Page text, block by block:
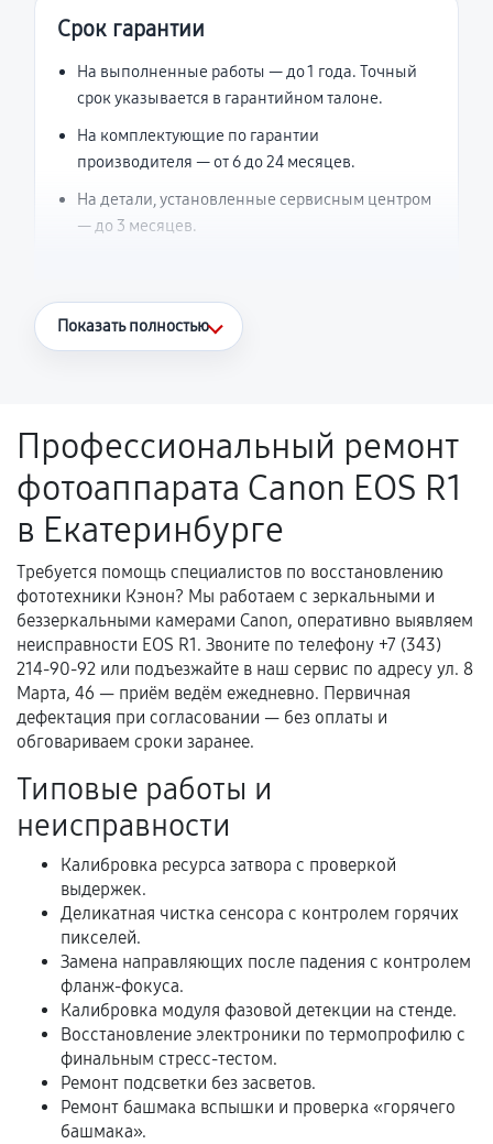
Срок гарантии
На выполненные работы — до 1 года. Точный
срок указывается в гарантийном талоне.
На комплектующие по гарантии
производителя — от 6 до 24 месяцев.
На детали, установленные сервисным центром
— до 3 месяцев.
Что считается гарантийным случаем
Поломка установленной детали при
нормальной эксплуатации в течение
гарантийного срока.
Несоответствие комплектующей заявленным
техническим характеристикам.
Документы для подтверждения
гарантии
Гарантийный талон.
услуг и сроком гарантии.
Документы на установленные комплектующие
и кассовый чек.
Расширенная гарантия
В некоторых случаях возможно оформление
расширенной гарантии. Стоимость, сроки и
условия продления согласовываются отдельно и
фиксируются в документах.
Показать полностью
Профессиональный ремонт
фотоаппарата Canon EOS R1
в Екатеринбурге
Требуется помощь специалистов по восстановлению
фототехники Кэнон? Мы работаем с зеркальными и
беззеркальными камерами Canon, оперативно выявляем
неисправности EOS R1. Звоните по телефону +7 (343)
214-90-92 или подъезжайте в наш сервис по адресу ул. 8
Марта, 46 — приём ведём ежедневно. Первичная
дефектация при согласовании — без оплаты и
обговариваем сроки заранее.
Типовые работы и
неисправности
Калибровка ресурса затвора с проверкой
выдержек.
Деликатная чистка сенсора с контролем горячих
пикселей.
Замена направляющих после падения с контролем
фланж-фокуса.
Калибровка модуля фазовой детекции на стенде.
Восстановление электроники по термопрофилю с
финальным стресс-тестом.
Ремонт подсветки без засветов.
Ремонт башмака вспышки и проверка «горячего
башмака».